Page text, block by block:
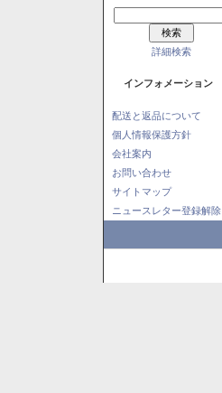
詳細検索
インフォメーション
配送と返品について
個人情報保護方針
会社案内
お問い合わせ
サイトマップ
ニュースレター登録解除